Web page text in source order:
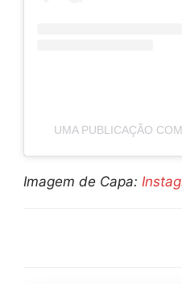
UMA PUBLICAÇÃO
Imagem de Capa: